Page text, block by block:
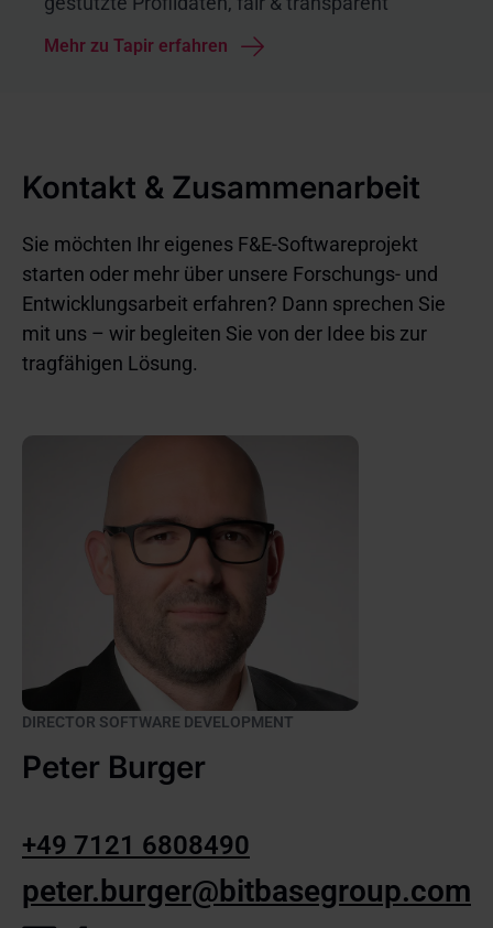
Mehr zu Tapir erfahren
Kontakt & Zusammenarbeit
Sie möchten Ihr eigenes F&E-Softwareprojekt
starten oder mehr über unsere Forschungs- und
Entwicklungsarbeit erfahren? Dann sprechen Sie
mit uns – wir begleiten Sie von der Idee bis zur
tragfähigen Lösung.
DIRECTOR SOFTWARE DEVELOPMENT
Peter Burger
+49 7121 6808490
peter.burger@bitbasegroup.com